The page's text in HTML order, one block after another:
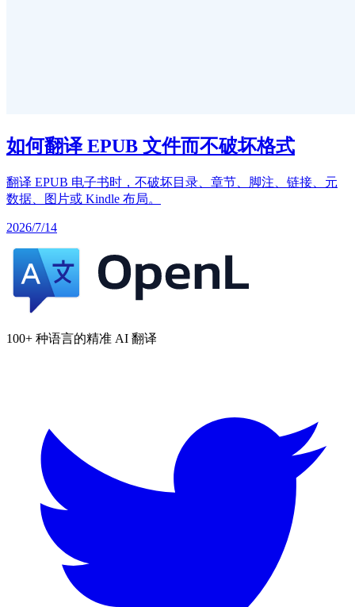
如何翻译 EPUB 文件而不破坏格式
翻译 EPUB 电子书时，不破坏目录、章节、脚注、链接、元
数据、图片或 Kindle 布局。
2026/7/14
100+ 种语言的精准 AI 翻译